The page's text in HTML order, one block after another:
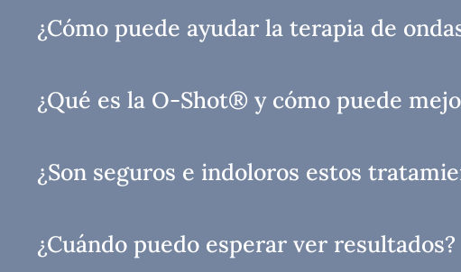
¿Cómo puede ayudar la terapia de
¿Qué es la O-Shot® y cómo puede
¿Son seguros e indoloros estos
¿Cuándo puedo esperar ver resultados?